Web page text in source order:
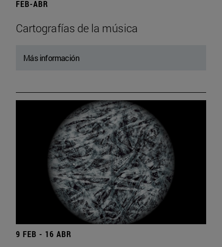
FEB-ABR
Cartografías de la música
Más información
9 FEB - 16 ABR